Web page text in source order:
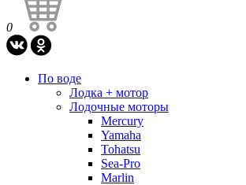
0
По воде
Лодка + мотор
Лодочные моторы
Mercury
Yamaha
Tohatsu
Sea-Pro
Marlin